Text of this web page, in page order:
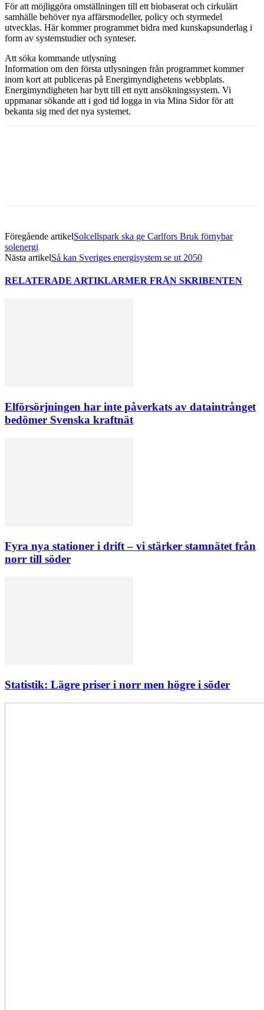
För att möjliggöra omställningen till ett biobaserat och cirkulärt
samhälle behöver nya affärsmodeller, policy och styrmedel
utvecklas. Här kommer programmet bidra med kunskapsunderlag i
form av systemstudier och synteser.
Att söka kommande utlysning
Information om den första utlysningen från programmet kommer
inom kort att publiceras på Energimyndighetens webbplats.
Energimyndigheten har bytt till ett nytt ansökningssystem. Vi
uppmanar sökande att i god tid logga in via Mina Sidor för att
bekanta sig med det nya systemet.
Föregående artikelSolcellspark ska ge Carlfors Bruk förnybar
solenergi
Nästa artikelSå kan Sveriges energisystem se ut 2050
RELATERADE ARTIKLARMER FRÅN SKRIBENTEN
Elförsörjningen har inte påverkats av dataintrånget
bedömer Svenska kraftnät
Fyra nya stationer i drift – vi stärker stamnätet från
norr till söder
Statistik: Lägre priser i norr men högre i söder